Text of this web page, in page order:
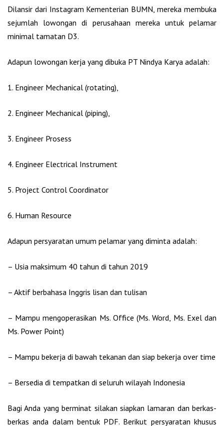
Dilansir dari Instagram Kementerian BUMN, mereka membuka
sejumlah lowongan di perusahaan mereka untuk pelamar
minimal tamatan D3.
Adapun lowongan kerja yang dibuka PT Nindya Karya adalah:
1. Engineer Mechanical (rotating),
2. Engineer Mechanical (piping),
3. Engineer Prosess
4. Engineer Electrical Instrument
5. Project Control Coordinator
6. Human Resource
Adapun persyaratan umum pelamar yang diminta adalah:
– Usia maksimum 40 tahun di tahun 2019
– Aktif berbahasa Inggris lisan dan tulisan
– Mampu mengoperasikan Ms. Office (Ms. Word, Ms. Exel dan
Ms. Power Point)
– Mampu bekerja di bawah tekanan dan siap bekerja over time
– Bersedia di tempatkan di seluruh wilayah Indonesia
Bagi Anda yang berminat silakan siapkan lamaran dan berkas-
berkas anda dalam bentuk PDF. Berikut persyaratan khusus